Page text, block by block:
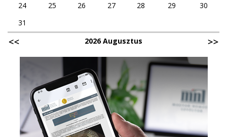
24
25 26 27 28 29
30
31
2026 Augusztus